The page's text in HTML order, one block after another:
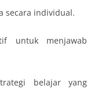
secara individual.
untuk menjawab
belajar yang